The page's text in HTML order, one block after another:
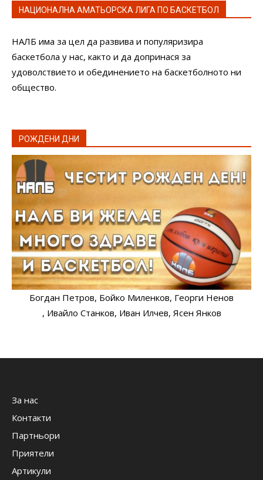
НАЦИОНАЛНА АМАТЬОРСКА ЛИГА ПО БАСКЕТБОЛ
НАЛБ има за цел да развива и популяризира
баскетбола у нас, както и да допринася за
удоволствието и обединението на баскетболното ни
общество.
РОЖДЕНИ ДНИ
Богдан Петров, Бойко Миленков, Георги Ненов
, Ивайло Станков, Иван Илчев, Ясен Янков
За нас
Контакти
Партньори
Приятели
Артикули